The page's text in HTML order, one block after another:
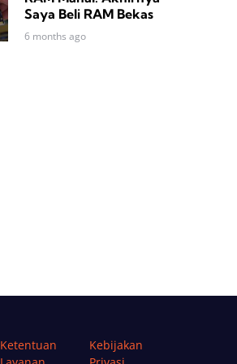
Saya Beli RAM Bekas
6 months ago
Ketentuan
Kebijakan